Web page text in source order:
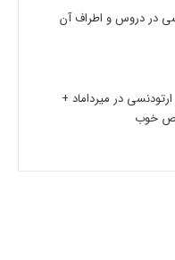
در دروس و اطراف آن
در میرداماد +
خوب